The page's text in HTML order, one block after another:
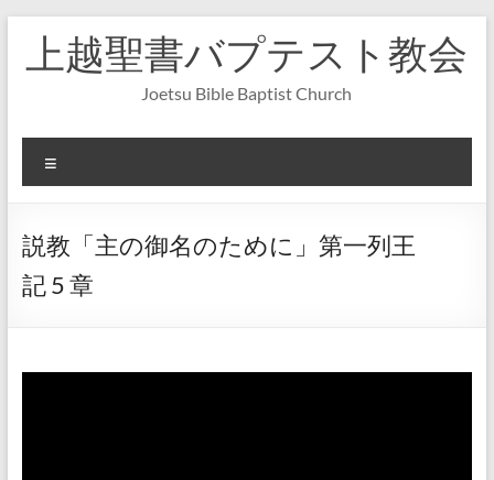
へ
上越聖書バプテスト教会
Joetsu Bible Baptist Church
ニ
ー
説教「主の御名のために」第一列王
記 5 章